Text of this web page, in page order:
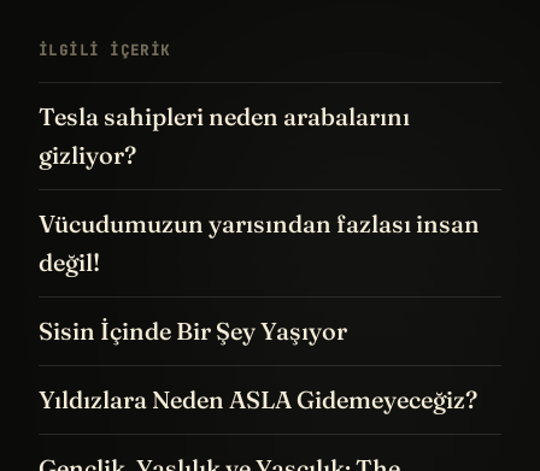
İLGILI IÇERIK
Tesla sahipleri neden arabalarını
gizliyor?
Vücudumuzun yarısından fazlası insan
değil!
Sisin İçinde Bir Şey Yaşıyor
Yıldızlara Neden ASLA Gidemeyeceğiz?